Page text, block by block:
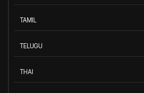
TAMIL
TELUGU
THAI